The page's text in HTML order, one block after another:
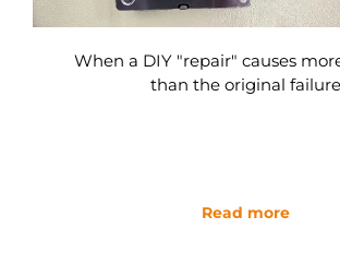
When a DIY "repair" causes
than the original failure
Read more